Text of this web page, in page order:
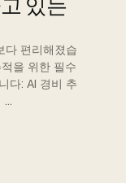
있는
다 편리해졌습
을 위한 필수
다: AI 경비 추
…